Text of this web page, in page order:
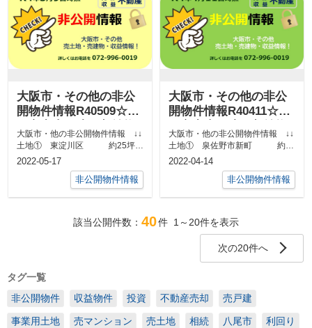
大阪市・その他の非公
開物件情報R40509☆八
件
大阪市・他の非公開物件情報 ↓↓
土地① 東淀川区 約25坪
準住 古家有 内環状線に面
2022-05-17
非公開物件情報
大阪市・その他の非公
開物件情報R40411☆八
件
大阪市・他の非公開物件情報 ↓↓
土地① 泉佐野市新町 約80
坪 一住/近商 更地 建築条件
2022-04-14
非公開物件情報
該当公開件数： 40件 1～20件を表示
次の20件へ
タグ一覧
非公開物件
収益物件 投資 不動産売却 売戸建
事業用土地 売マンション 売土地 相続 八尾市 利回り